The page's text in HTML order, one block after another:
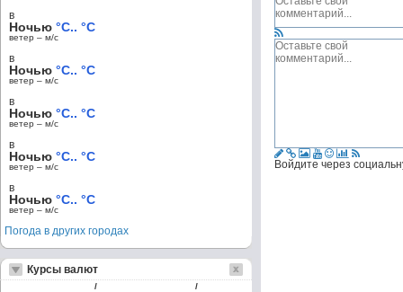
Войдите через
в
Ночью °C.. °C
ветер – м/c
в
Ночью °C.. °C
ветер – м/c
в
Ночью °C.. °C
ветер – м/c
в
Ночью °C.. °C
ветер – м/c
в
Ночью °C.. °C
ветер – м/c
Погода в других городах
Курсы валют
/ /